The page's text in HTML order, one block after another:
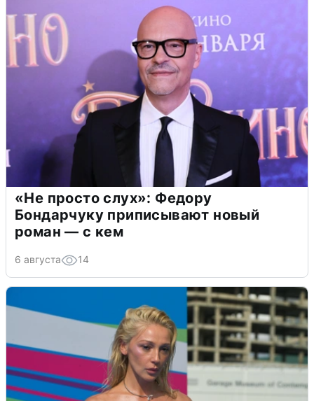
«Не просто слух»: Федору
Бондарчуку приписывают новый
роман — с кем
6 августа 14